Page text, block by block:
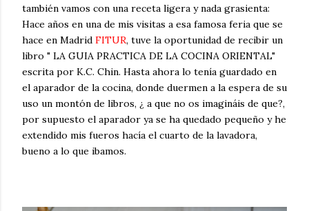
copiosos de invierno. Con esta receta simple pero
revolucionaria, transformaremos un ingrediente tan
humilde como la alubia de La Bañeza en un snack ligero,
dorado, cargado de proteína y 100% natural. Es el
sustituto perfecto a los frutos se...
también vamos con una receta ligera y nada grasienta:
Hace años en una de mis visitas a esa famosa feria que se
hace en Madrid FITUR, tuve la oportunidad de recibir un
libro " LA GUIA PRACTICA DE LA COCINA ORIENTAL"
escrita por K.C. Chin. Hasta ahora lo tenía guardado en
el aparador de la cocina, donde duermen a la espera de su
uso un montón de libros, ¿ a que no os imagináis de que?,
por supuesto el aparador ya se ha quedado pequeño y he
extendido mis fueros hacía el cuarto de la lavadora,
bueno a lo que ibamos.